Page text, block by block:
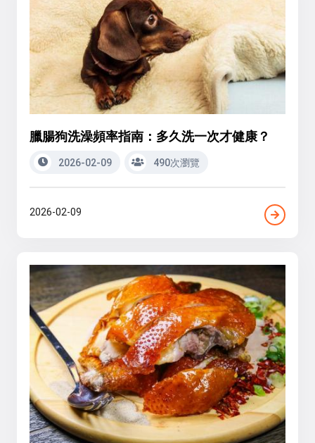
臘腸狗洗澡頻率指南：多久洗一次才健康？
2026-02-09 490次瀏覽
2026-02-09